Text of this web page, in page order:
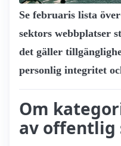
Se februaris lista
sektors webbplatser
det gäller
personlig integritet
Om
av offentlig